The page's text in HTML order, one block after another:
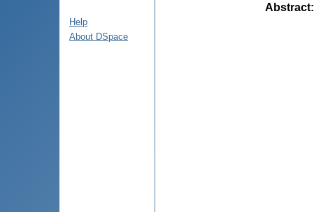
Help
About DSpace
Abstract: